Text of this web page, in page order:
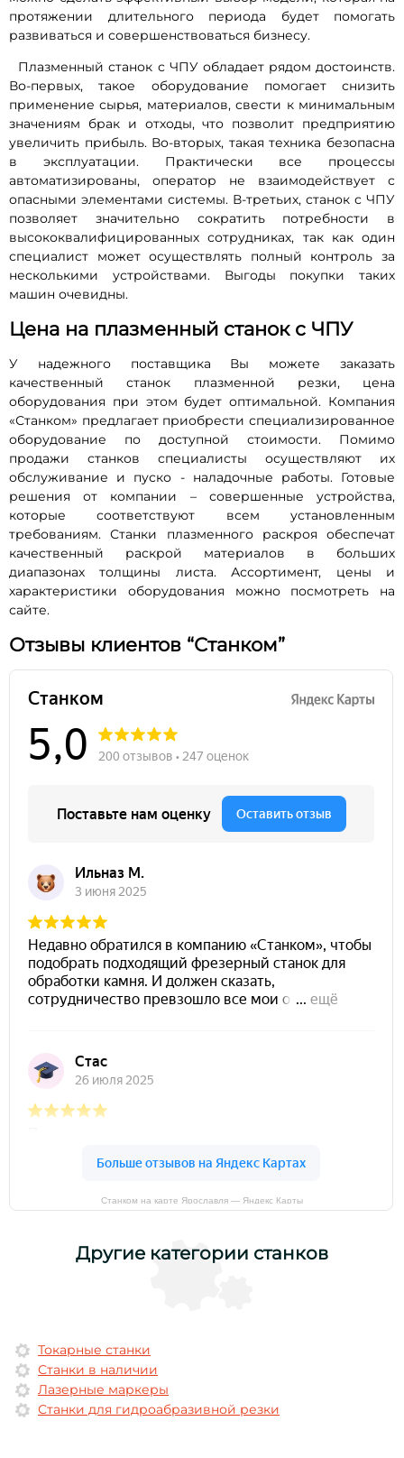
протяжении длительного периода будет помогать
развиваться и совершенствоваться бизнесу.
Плазменный станок с ЧПУ обладает рядом достоинств.
Во-первых, такое оборудование помогает снизить
применение сырья, материалов, свести к минимальным
значениям брак и отходы, что позволит предприятию
увеличить прибыль. Во-вторых, такая техника безопасна
в эксплуатации. Практически все процессы
автоматизированы, оператор не взаимодействует с
опасными элементами системы. В-третьих, станок с ЧПУ
позволяет значительно сократить потребности в
высококвалифицированных сотрудниках, так как один
специалист может осуществлять полный контроль за
несколькими устройствами. Выгоды покупки таких
машин очевидны.
Цена на плазменный станок с ЧПУ
У надежного поставщика Вы можете заказать
качественный станок плазменной резки, цена
оборудования при этом будет оптимальной. Компания
«Станком» предлагает приобрести специализированное
оборудование по доступной стоимости. Помимо
продажи станков специалисты осуществляют их
обслуживание и пуско - наладочные работы. Готовые
решения от компании – совершенные устройства,
которые соответствуют всем установленным
требованиям. Станки плазменного раскроя обеспечат
качественный раскрой материалов в больших
диапазонах толщины листа. Ассортимент, цены и
характеристики оборудования можно посмотреть на
сайте.
Отзывы клиентов “Станком”
Станком на карте Ярославля — Яндекс Карты
Другие категории станков
Токарные станки
Станки в наличии
Лазерные маркеры
Станки для гидроабразивной резки